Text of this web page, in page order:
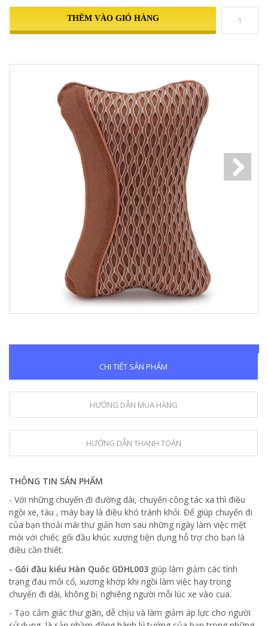
THÊM VÀO GIỎ HÀNG
CHI TIẾT SẢN PHẨM
HƯỚNG DẪN MUA HÀNG
HƯỚNG DẪN THANH TOÁN
THÔNG TIN SẢN PHẨM
- Với những chuyến đi đường dài, chuyến công tác xa thì điều
ngồi xe, tàu , máy bay là điều khó tránh khỏi. Để giúp chuyến đi
của bạn thoải mái thư giản hơn sau những ngày làm việc mệt
mỏi với chiếc gối đầu khúc xương tiện dụng hỗ trợ cho bạn là
điều cần thiết.
- Gối đầu kiểu Hàn Quốc GDHL003 giúp làm giảm các tình
trạng đau mỏi cổ, xương khớp khi ngồi làm việc hay trong
chuyến đi dài, không bị nghiêng người mỗi lúc xe vào cua.
- Tạo cảm giác thư giãn, dễ chịu và làm giảm áp lực cho người